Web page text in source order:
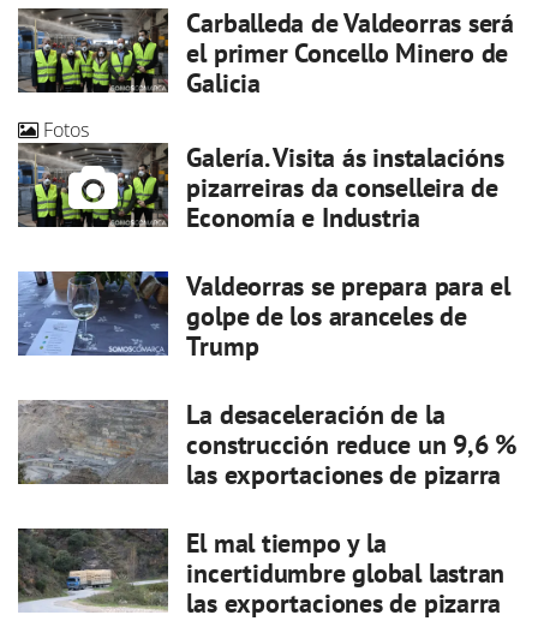
Carballeda de Valdeorras será
el primer Concello Minero de
Galicia
Fotos
Galería. Visita ás instalacións
pizarreiras da conselleira de
Economía e Industria
Valdeorras se prepara para el
golpe de los aranceles de
Trump
La desaceleración de la
construcción reduce un 9,6 %
las exportaciones de pizarra
El mal tiempo y la
incertidumbre global lastran
las exportaciones de pizarra